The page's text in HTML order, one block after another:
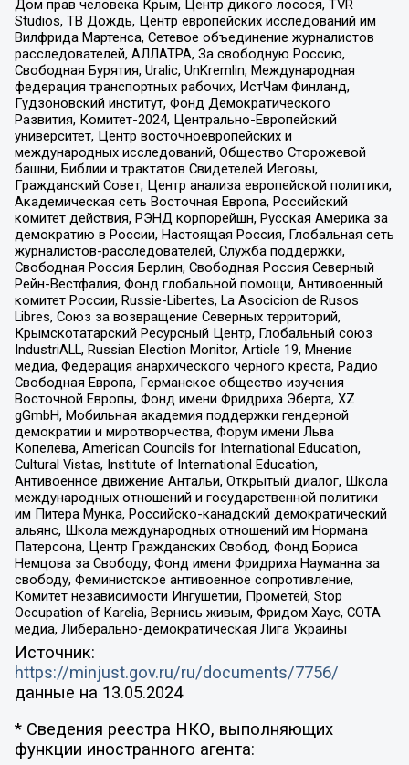
Дом прав человека Крым, Центр дикого лосося, TVR
Studios, ТВ Дождь, Центр европейских исследований им
Вилфрида Мартенса, Сетевое объединение журналистов
расследователей, АЛЛАТРА, За свободную Россию,
Свободная Бурятия, Uralic, UnKremlin, Международная
федерация транспортных рабочих, ИстЧам Финланд,
Гудзоновский институт, Фонд Демократического
Развития, Комитет-2024, Центрально-Европейский
университет, Центр восточноевропейских и
международных исследований, Общество Сторожевой
башни, Библии и трактатов Свидетелей Иеговы,
Гражданский Совет, Центр анализа европейской политики,
Академическая сеть Восточная Европа, Российский
комитет действия, РЭНД корпорейшн, Русская Америка за
демократию в России, Настоящая Россия, Глобальная сеть
журналистов-расследователей, Служба поддержки,
Свободная Россия Берлин, Свободная Россия Северный
Рейн-Вестфалия, Фонд глобальной помощи, Антивоенный
комитет России, Russie-Libertes, La Asocicion de Rusos
Libres, Союз за возвращение Северных территорий,
Крымскотатарский Ресурсный Центр, Глобальный союз
IndustriALL, Russian Election Monitor, Article 19, Мнение
медиа, Федерация анархического черного креста, Радио
Свободная Европа, Германское общество изучения
Восточной Европы, Фонд имени Фридриха Эберта, XZ
gGmbH, Мобильная академия поддержки гендерной
демократии и миротворчества, Форум имени Льва
Копелева, American Councils for International Education,
Cultural Vistas, Institute of International Education,
Антивоенное движение Антальи, Открытый диалог, Школа
международных отношений и государственной политики
им Питера Мунка, Российско-канадский демократический
альянс, Школа международных отношений им Нормана
Патерсона, Центр Гражданских Свобод, Фонд Бориса
Немцова за Свободу, Фонд имени Фридриха Науманна за
свободу, Феминистское антивоенное сопротивление,
Комитет независимости Ингушетии, Прометей, Stop
Occupation of Karelia, Вернись живым, Фридом Хаус, СОТА
медиа, Либерально-демократическая Лига Украины
Источник:
https://minjust.gov.ru/ru/documents/7756/
данные на 13.05.2024
* Сведения реестра НКО, выполняющих
функции иностранного агента: